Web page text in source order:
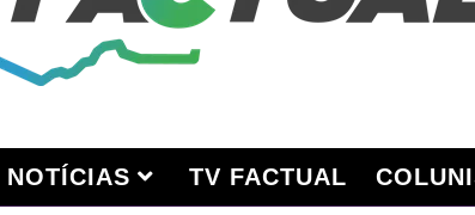
NOTÍCIAS TV FACTUAL